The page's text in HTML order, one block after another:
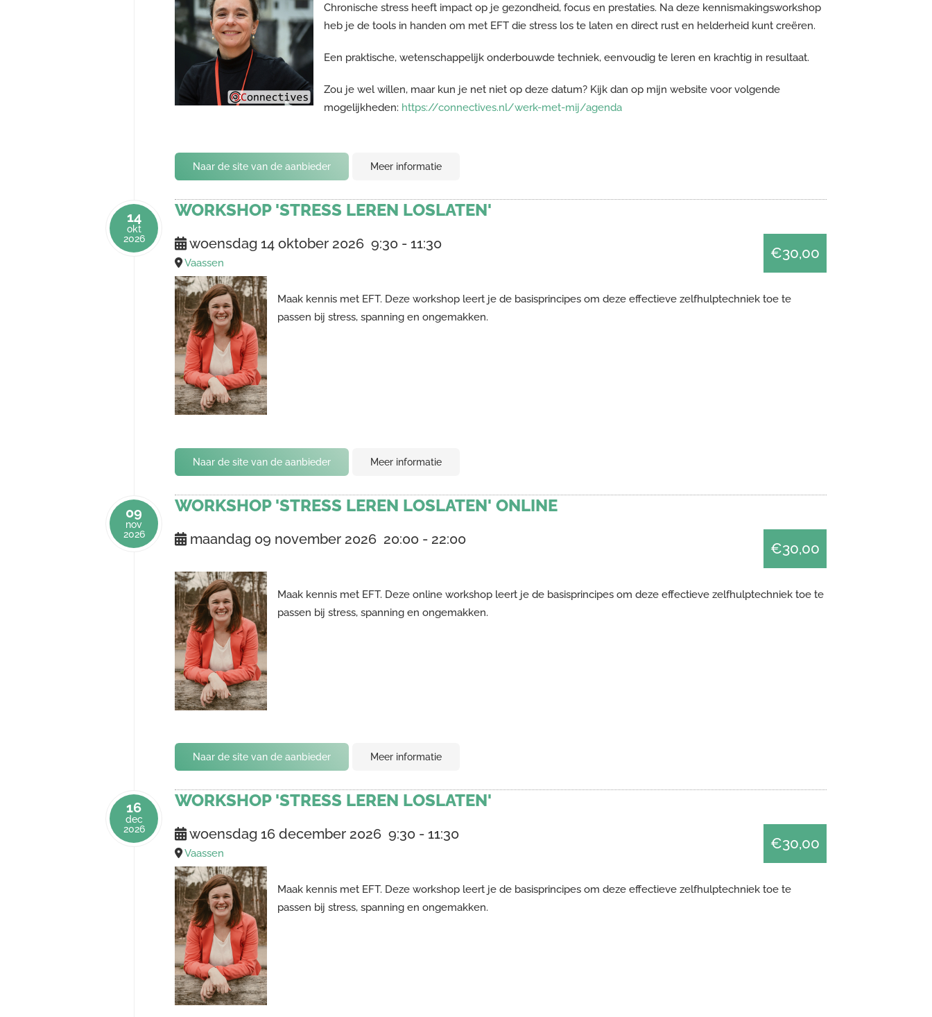
Chronische stress heeft impact op je gezondheid, focus en prestaties. Na deze kennismakingsworkshop
heb je de tools in handen om met EFT die stress los te laten en direct rust en helderheid kunt creëren.
Een praktische, wetenschappelijk onderbouwde techniek, eenvoudig te leren en krachtig in resultaat.
Zou je wel willen, maar kun je net niet op deze datum? Kijk dan op mijn website voor volgende
mogelijkheden: https://connectives.nl/werk-met-mij/agenda
Naar de site van de aanbieder Meer informatie
14
okt
2026
WORKSHOP 'STRESS LEREN LOSLATEN'
woensdag 14 oktober 2026 9:30 - 11:30
Vaassen
€30,00
Maak kennis met EFT. Deze workshop leert je de basisprincipes om deze effectieve zelfhulptechniek toe te
passen bij stress, spanning en ongemakken.
Naar de site van de aanbieder Meer informatie
09
nov
2026
WORKSHOP 'STRESS LEREN LOSLATEN' ONLINE
maandag 09 november 2026 20:00 - 22:00
€30,00
Maak kennis met EFT. Deze online workshop leert je de basisprincipes om deze effectieve zelfhulptechniek toe te
passen bij stress, spanning en ongemakken.
Naar de site van de aanbieder Meer informatie
16
dec
2026
WORKSHOP 'STRESS LEREN LOSLATEN'
woensdag 16 december 2026 9:30 - 11:30
Vaassen
€30,00
Maak kennis met EFT. Deze workshop leert je de basisprincipes om deze effectieve zelfhulptechniek toe te
passen bij stress, spanning en ongemakken.